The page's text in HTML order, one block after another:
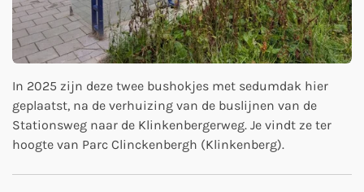
In 2025 zijn deze twee bushokjes met sedumdak hier
geplaatst, na de verhuizing van de buslijnen van de
Stationsweg naar de Klinkenbergerweg. Je vindt ze ter
hoogte van Parc Clinckenbergh (Klinkenberg).